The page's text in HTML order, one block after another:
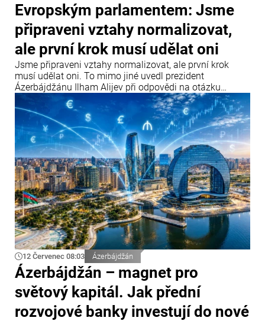
Evropským parlamentem: Jsme
připraveni vztahy normalizovat,
ale první krok musí udělat oni
Jsme připraveni vztahy normalizovat, ale první krok
musí udělat oni. To mimo jiné uvedl prezident
Ázerbájdžánu Ilham Alijev při odpovědi na otázku
týkající se vztahů Ázerbájdžánu s Parlamentním
shromážděním Rady Evropy (PACE) a Evropským
parlamentem během setkání s účastníky IV. Šušského
globálního mediálního fóra.
12 Červenec 08:03 Ázerbájdžán
Ázerbájdžán – magnet pro
světový kapitál. Jak přední
rozvojové banky investují do nové